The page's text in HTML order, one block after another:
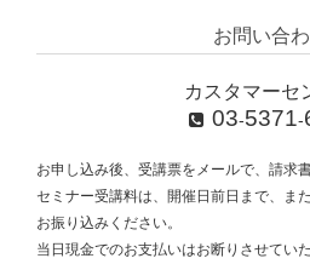
お問い合
カスタマーセ
03-5371-
お申し込み後、受講票をメールで、請求
セミナー受講料は、開催日前日まで、ま
お振り込みください。
当日現金でのお支払いはお断りさせてい